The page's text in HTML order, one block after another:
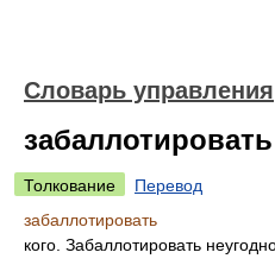
Словарь управления
забаллотировать
Толкование
Перевод
забаллотировать
кого. Забаллотировать